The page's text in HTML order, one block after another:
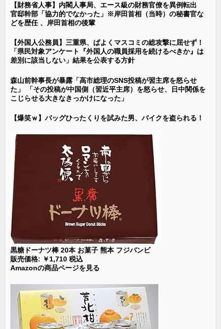
【財務省人事】内閣人事局、エース級の財務官僚を異例転出
官邸幹部「協力的でなかった」※岸田首相（当時）の秘書官な
どを歴任 、岸田首相の後輩
【外国人公務員】三重県、ぱよくマスコミの総攻撃に屈せず！
「県民対象アンケート『外国人の職員採用を続けるべきか』は
差別に該当しない」結果を公表する方針
森山前幹事長が暴露「高市総理のSNS投稿が習主席を怒らせ
た」 「その投稿が中国側（習近平主席）を怒らせ、日中関係を
こじらせる大きなきっかけになった」
【爆笑ｗ】バッグひったくりを試みた男、バイクを盗られる！
黒糖ドーナツ棒 20本 お菓子 熊本 フジバンビ
販売価格: ￥1,710 税込
Amazonの商品ページを見る